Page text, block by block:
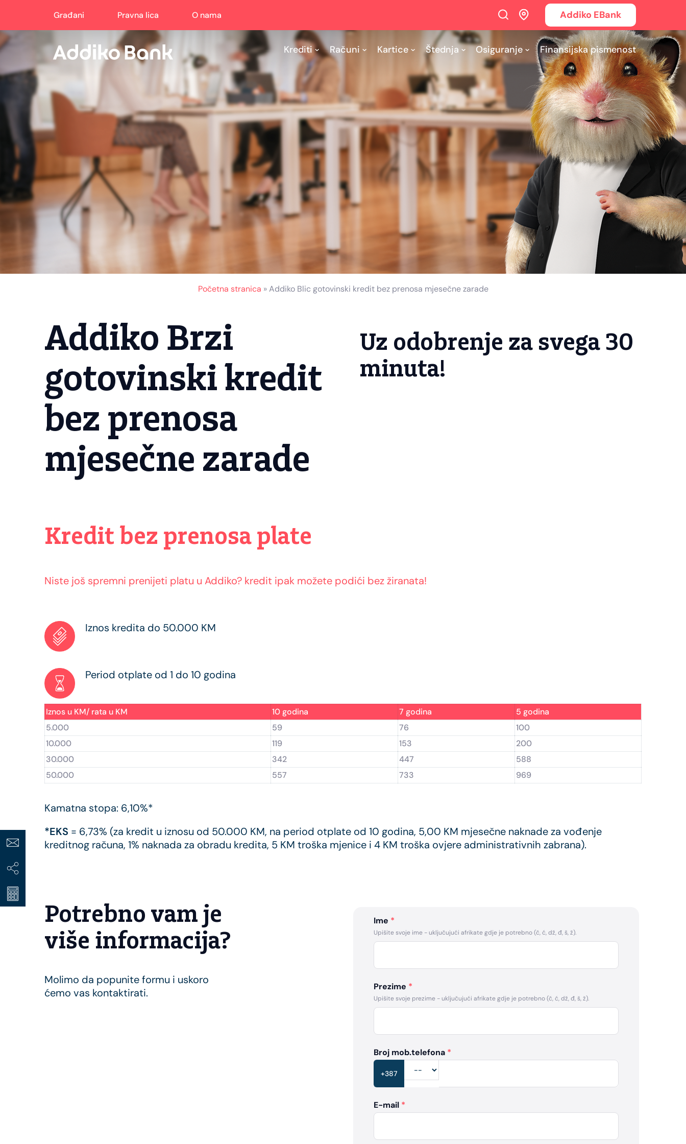
Građani Pravna lica O nama Addiko EBank
Krediti Računi Kartice Štednja Osiguranje Finansijska pismenost
Početna stranica »Addiko Blic gotovinski kredit bez prenosa mjesečne zarade
Addiko Brzi
gotovinski kredit
bez prenosa
mjesečne zarade
Uz odobrenje za svega 30
minuta!
Kredit bez prenosa plate
Niste još spremni prenijeti platu u Addiko? kredit ipak možete podići bez žiranata!
Iznos kredita do 50.000 KM
Period otplate od 1 do 10 godina
Iznos u KM/ rata u KM 10 godina 7 godina
5 godina
5.000
59 76
100
10.000
119 153
200
30.000
342 447
588
50.000
557 733 969
Kamatna stopa: 6,10%*
*EKS = 6,73% (za kredit u iznosu od 50.000 KM, na period otplate od 10 godina, 5,00 KM mjesečne naknade za vođenje
kreditnog računa, 1% naknada za obradu kredita, 5 KM troška mjenice i 4 KM troška ovjere administrativnih zabrana).
Potrebno vam je
više informacija?
Molimo da popunite formu i uskoro
ćemo vas kontaktirati.
Ime *
Upišite svoje ime - uključujući afrikate gdje je potrebno (č, ć, dž, đ, š, ž).
Prezime *
Upišite svoje prezime - uključujući afrikate gdje je potrebno (č, ć, dž, đ, š, ž).
Broj mob.telefona *
+387
E-mail *